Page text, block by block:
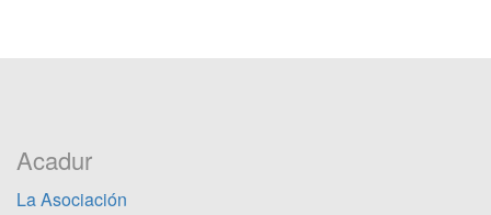
Acadur
La Asociación